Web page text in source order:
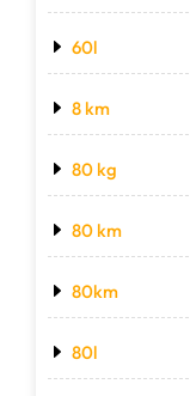
60l
8 km
80 kg
80 km
80km
80l